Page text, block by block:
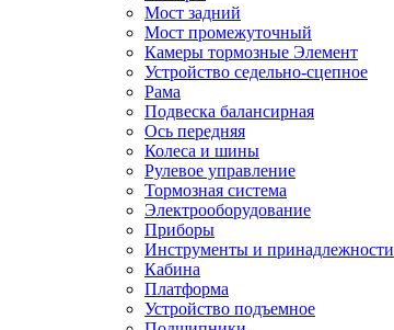
Мост задний
Мост промежуточный
Камеры тормозные Элемент
Устройство седельно-сцепное
Рама
Подвеска балансирная
Ось передняя
Колеса и шины
Рулевое управление
Тормозная система
Электрооборудование
Приборы
Инструменты и принадлежности
Кабина
Платформа
Устройство подъемное